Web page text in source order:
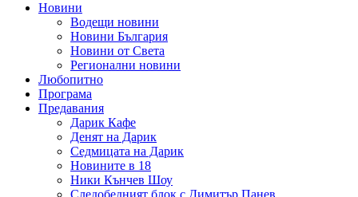
Новини
Водещи новини
Новини България
Новини от Света
Регионални новини
Любопитно
Програма
Предавания
Дарик Кафе
Денят на Дарик
Седмицата на Дарик
Новините в 18
Ники Кънчев Шоу
Следобедният блок с Димитър Панев